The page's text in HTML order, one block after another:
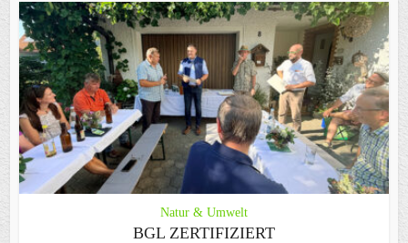
Natur & Umwelt
BGL ZERTIFIZIERT